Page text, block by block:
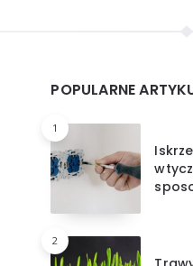
POPULARNE
1
2